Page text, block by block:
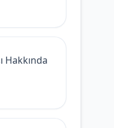
Hakkında